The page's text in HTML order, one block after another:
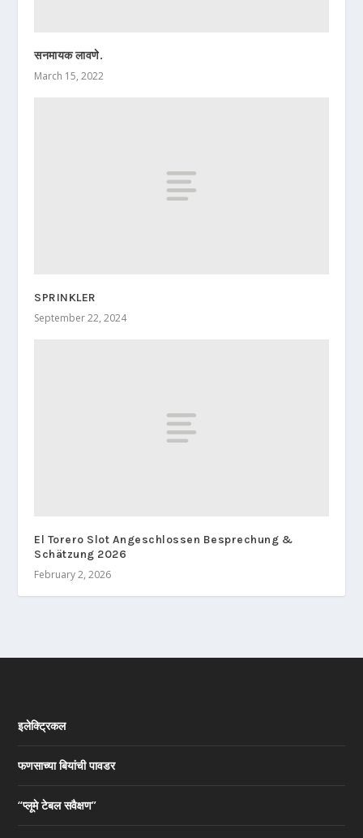
सनमायक लावणे.
March 15, 2022
SPRINKLER
September 22, 2024
El Torero Slot Angeschlossen Besprechung &
Schätzung 2026
February 2, 2026
इलेक्ट्रिकल
फणसाच्या बियांची पावडर
“प्लूमे टेबल सवैक्षण”